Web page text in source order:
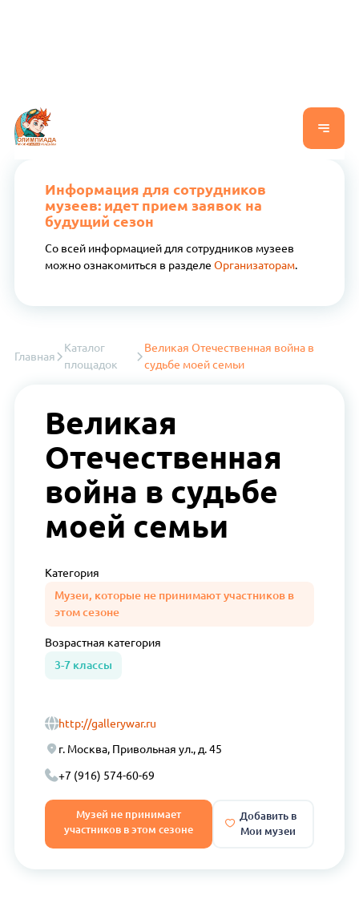
Информация для сотрудников
музеев: идет прием заявок на
будущий сезон
Со всей информацией для сотрудников музеев
можно ознакомиться в разделе Организаторам.
Главная
Каталог
площадок
Великая Отечественная война в
судьбе моей семьи
Великая
Отечественная
война в судьбе
моей семьи
Категория
Музеи, которые не принимают участников в
этом сезоне
Возрастная категория
3-7 классы
http://gallerywar.ru
г. Москва, Привольная ул., д. 45
+7 (916) 574-60-69
Музей не принимает
участников в этом сезоне
Добавить в
Мои музеи